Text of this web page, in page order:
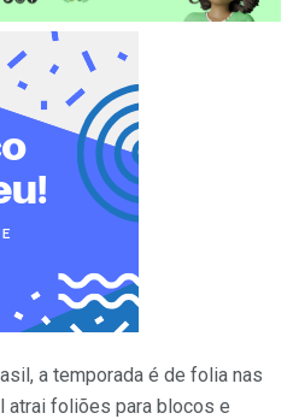
a temporada é de folia nas
atrai foliões para blocos e